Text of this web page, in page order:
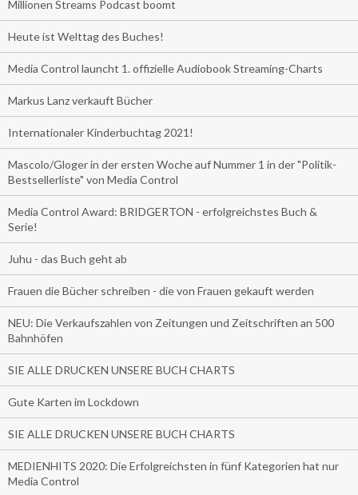
Millionen Streams Podcast boomt
Heute ist Welttag des Buches!
Media Control launcht 1. offizielle Audiobook Streaming-Charts
Markus Lanz verkauft Bücher
Internationaler Kinderbuchtag 2021!
Mascolo/Gloger in der ersten Woche auf Nummer 1 in der "Politik-
Bestsellerliste" von Media Control
Media Control Award: BRIDGERTON - erfolgreichstes Buch &
Serie!
Juhu - das Buch geht ab
Frauen die Bücher schreiben - die von Frauen gekauft werden
NEU: Die Verkaufszahlen von Zeitungen und Zeitschriften an 500
Bahnhöfen
SIE ALLE DRUCKEN UNSERE BUCH CHARTS
Gute Karten im Lockdown
SIE ALLE DRUCKEN UNSERE BUCH CHARTS
MEDIENHITS 2020: Die Erfolgreichsten in fünf Kategorien hat nur
Media Control